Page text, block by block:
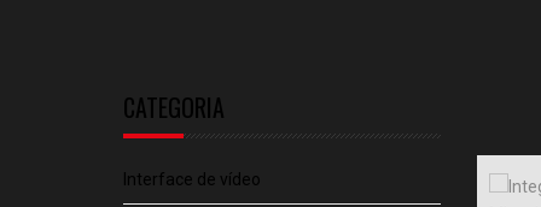
CATEGORIA
Interface de vídeo